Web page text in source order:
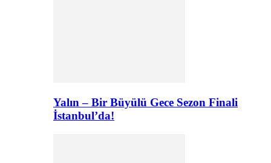
Yalın – Bir Büyülü Gece Sezon Finali
İstanbul’da!